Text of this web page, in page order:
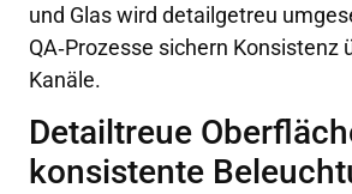
und Glas wird detailgetreu
QA‑Prozesse sichern Konsistenz
Kanäle.
Detailtreue
konsistente